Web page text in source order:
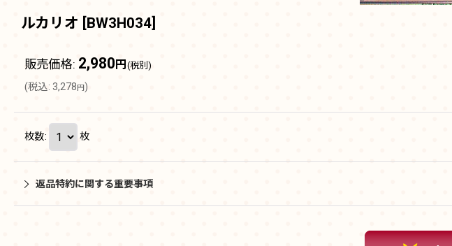
ルカリオ [BW3H034]
販売価格: 2,980 円 (税別)
(税込: 3,278円)
枚数: 枚
返品特約に関する重要事項